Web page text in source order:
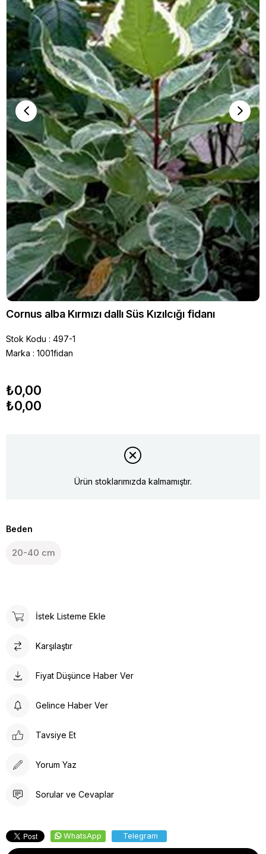
Cornus alba Kırmızı dallı Süs Kızılcığı fidanı
Stok Kodu
497-1
Marka : 1001fidan
₺0,00
₺0,00
Ürün stoklarımızda kalmamıştır.
Beden
20-40 cm
İstek Listeme Ekle
Karşılaştır
Fiyat Düşünce Haber Ver
Gelince Haber Ver
Tavsiye Et
Yorum Yaz
Sorular ve Cevaplar
WhatsApp Telegram